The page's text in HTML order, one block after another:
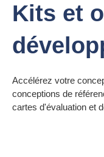
Kits et
Accélérez votre
conceptions de
cartes d'évaluation et